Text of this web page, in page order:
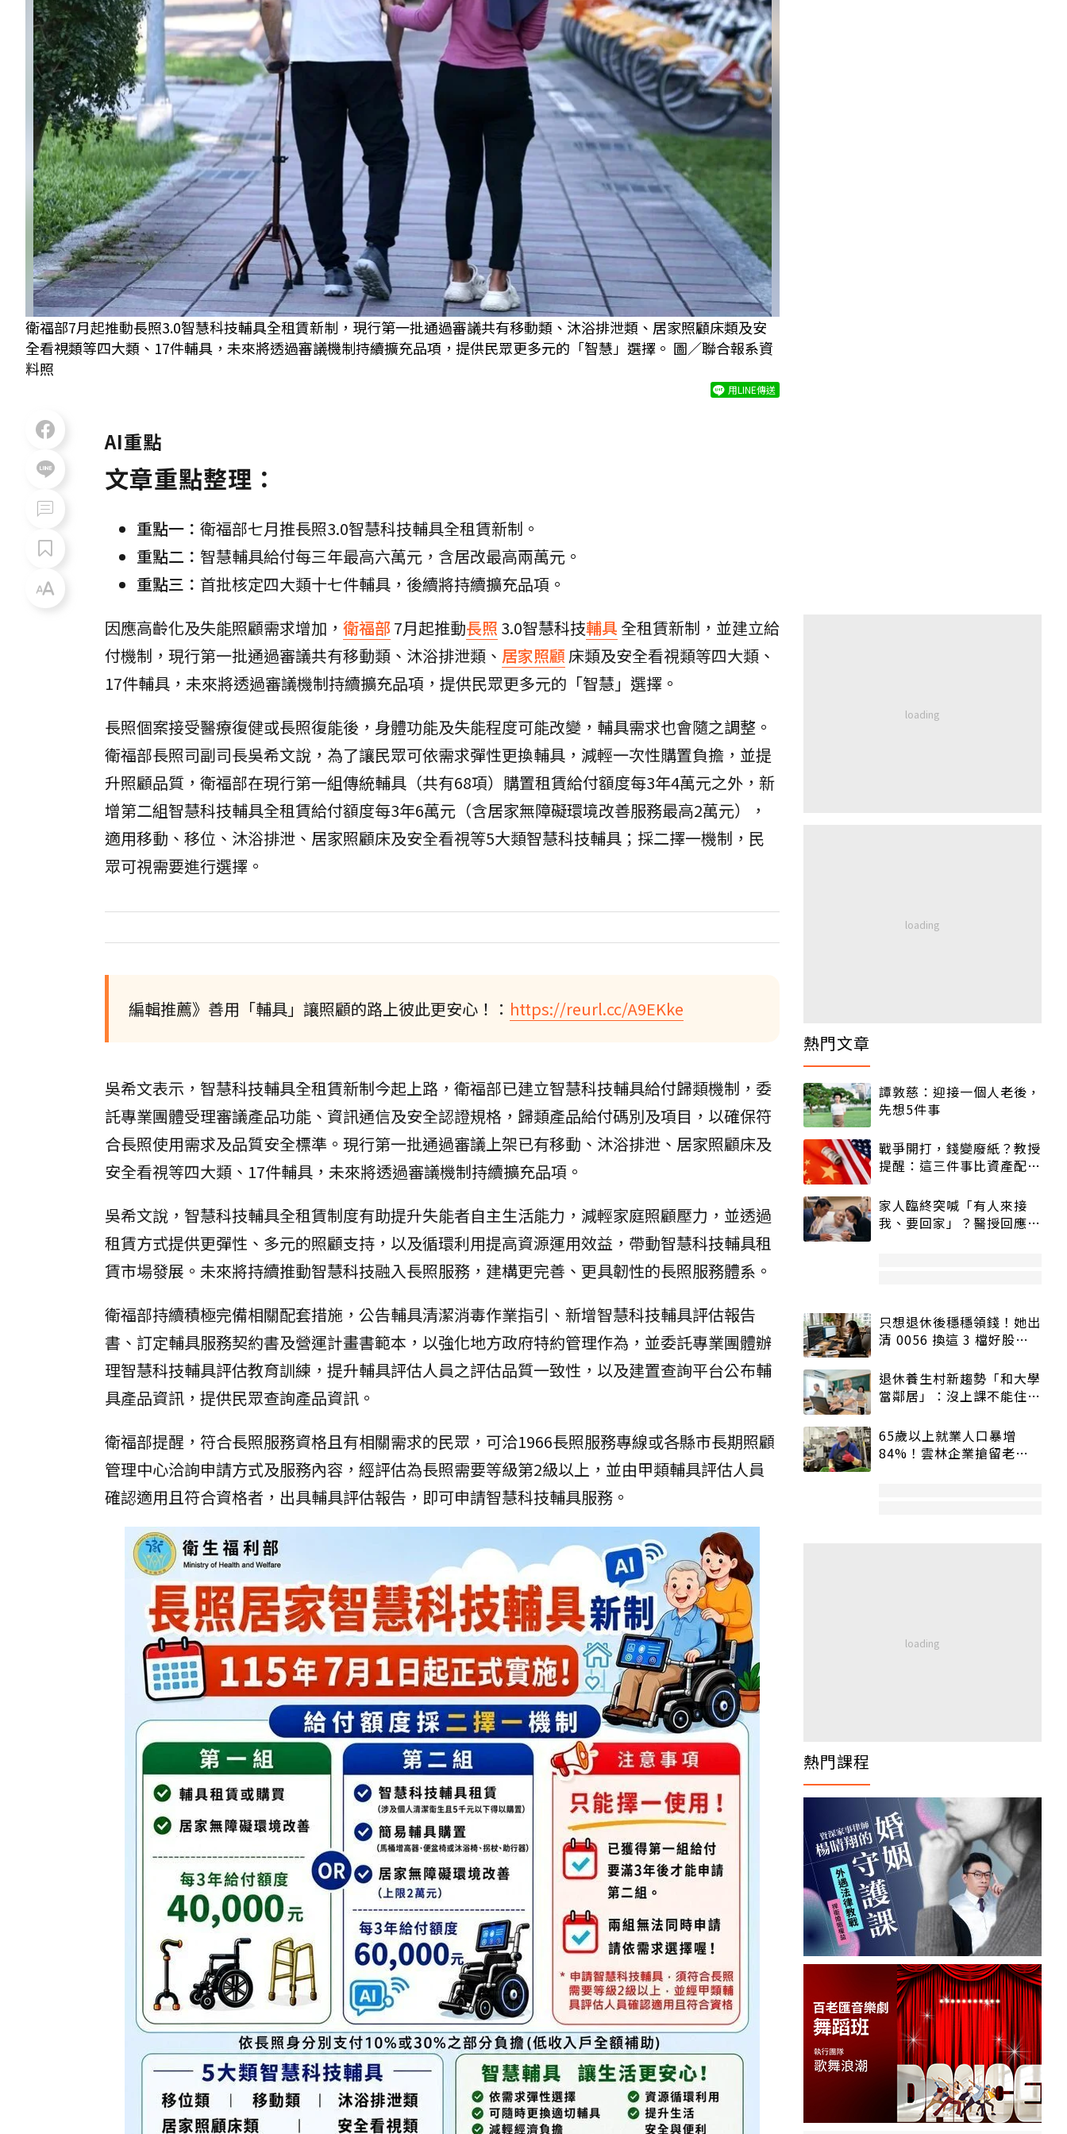
衛福部7月起推動長照3.0智慧科技輔具全租賃新制，現行第一批通過審議共有移動類、沐浴排泄類、居家照顧床類及安
全看視類等四大類、17件輔具，未來將透過審議機制持續擴充品項，提供民眾更多元的「智慧」選擇。 圖／聯合報系資
料照
用LINE傳送
AI重點
文章重點整理：
重點一： 衛福部七月推長照3.0智慧科技輔具全租賃新制。
重點二： 智慧輔具給付每三年最高六萬元，含居改最高兩萬元。
重點三： 首批核定四大類十七件輔具，後續將持續擴充品項。
因應高齡化及失能照顧需求增加， 衛福部7月起推動長照 3.0智慧科技輔具 全租賃新制，並建立給
付機制，現行第一批通過審議共有移動類、沐浴排泄類、 居家照顧 床類及安全看視類等四大類、
17件輔具，未來將透過審議機制持續擴充品項，提供民眾更多元的「智慧」選擇。
長照個案接受醫療復健或長照復能後，身體功能及失能程度可能改變，輔具需求也會隨之調整。
衛福部長照司副司長吳希文說，為了讓民眾可依需求彈性更換輔具，減輕一次性購置負擔，並提
升照顧品質，衛福部在現行第一組傳統輔具（共有68項）購置租賃給付額度每3年4萬元之外，新
增第二組智慧科技輔具全租賃給付額度每3年6萬元（含居家無障礙環境改善服務最高2萬元），
適用移動、移位、沐浴排泄、居家照顧床及安全看視等5大類智慧科技輔具；採二擇一機制，民
眾可視需要進行選擇。
編輯推薦》善用「輔具」讓照顧的路上彼此更安心！： https://reurl.cc/A9EKke
吳希文表示，智慧科技輔具全租賃新制今起上路，衛福部已建立智慧科技輔具給付歸類機制，委
託專業團體受理審議產品功能、資訊通信及安全認證規格，歸類產品給付碼別及項目，以確保符
合長照使用需求及品質安全標準。現行第一批通過審議上架已有移動、沐浴排泄、居家照顧床及
安全看視等四大類、17件輔具，未來將透過審議機制持續擴充品項。
吳希文說，智慧科技輔具全租賃制度有助提升失能者自主生活能力，減輕家庭照顧壓力，並透過
租賃方式提供更彈性、多元的照顧支持，以及循環利用提高資源運用效益，帶動智慧科技輔具租
賃市場發展。未來將持續推動智慧科技融入長照服務，建構更完善、更具韌性的長照服務體系。
衛福部持續積極完備相關配套措施，公告輔具清潔消毒作業指引、新增智慧科技輔具評估報告
書、訂定輔具服務契約書及營運計畫書範本，以強化地方政府特約管理作為，並委託專業團體辦
理智慧科技輔具評估教育訓練，提升輔具評估人員之評估品質一致性，以及建置查詢平台公布輔
具產品資訊，提供民眾查詢產品資訊。
衛福部提醒，符合長照服務資格且有相關需求的民眾，可洽1966長照服務專線或各縣市長期照顧
管理中心洽詢申請方式及服務內容，經評估為長照需要等級第2級以上，並由甲類輔具評估人員
確認適用且符合資格者，出具輔具評估報告，即可申請智慧科技輔具服務。
熱門文章
譚敦慈：迎接一個人老後，
先想5件事
戰爭開打，錢變廢紙？教授
提醒：這三件事比資產配置
家人臨終突喊「有人來接
我、要回家」？醫授回應方
只想退休後穩穩領錢！她出
清 0056 換這 3 檔好股：
退休養生村新趨勢「和大學
當鄰居」：沒上課不能住、
65歲以上就業人口暴增
84%！雲林企業搶留老員
熱門課程